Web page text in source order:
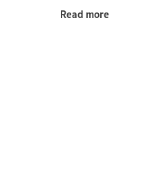
Read more